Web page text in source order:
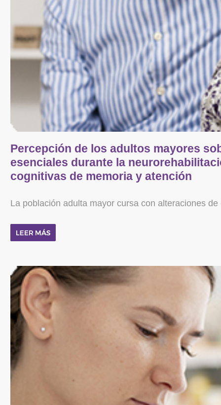
Percepción de los adultos mayores
esenciales durante la
cognitivas de memoria y atención
La población adulta mayor cursa con alteraciones